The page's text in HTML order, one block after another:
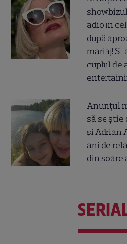
adio în
după
mariaj! S-
cuplul de
Anunțul
să se știe
și Adrian
ani de
din soare